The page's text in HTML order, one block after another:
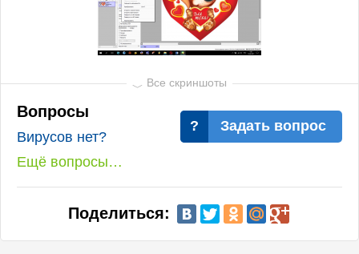
Задать вопрос
Вопросы
Вирусов нет?
Ещё вопросы…
Поделиться: